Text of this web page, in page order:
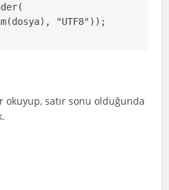
"UTF8"));
okuyup, satır sonu olduğunda